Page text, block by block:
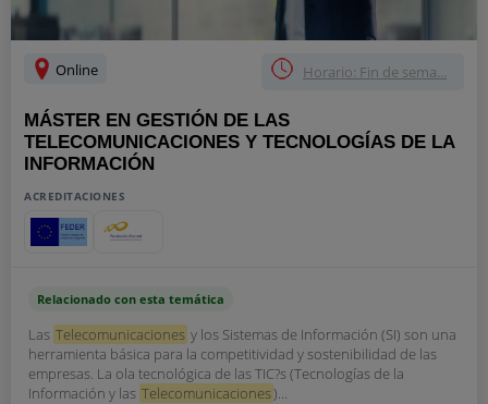
Online Horario: Fin de sema...
MÁSTER EN GESTIÓN DE LAS
TELECOMUNICACIONES Y TECNOLOGÍAS DE LA
INFORMACIÓN
ACREDITACIONES
Relacionado con esta temática
Las Telecomunicaciones y los Sistemas de Información (SI) son una
herramienta básica para la competitividad y sostenibilidad de las
empresas. La ola tecnológica de las TIC?s (Tecnologías de la
Información y las Telecomunicaciones)...